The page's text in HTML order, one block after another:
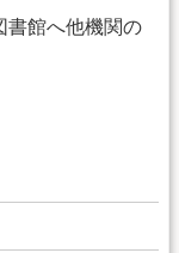
書館へ他機関の